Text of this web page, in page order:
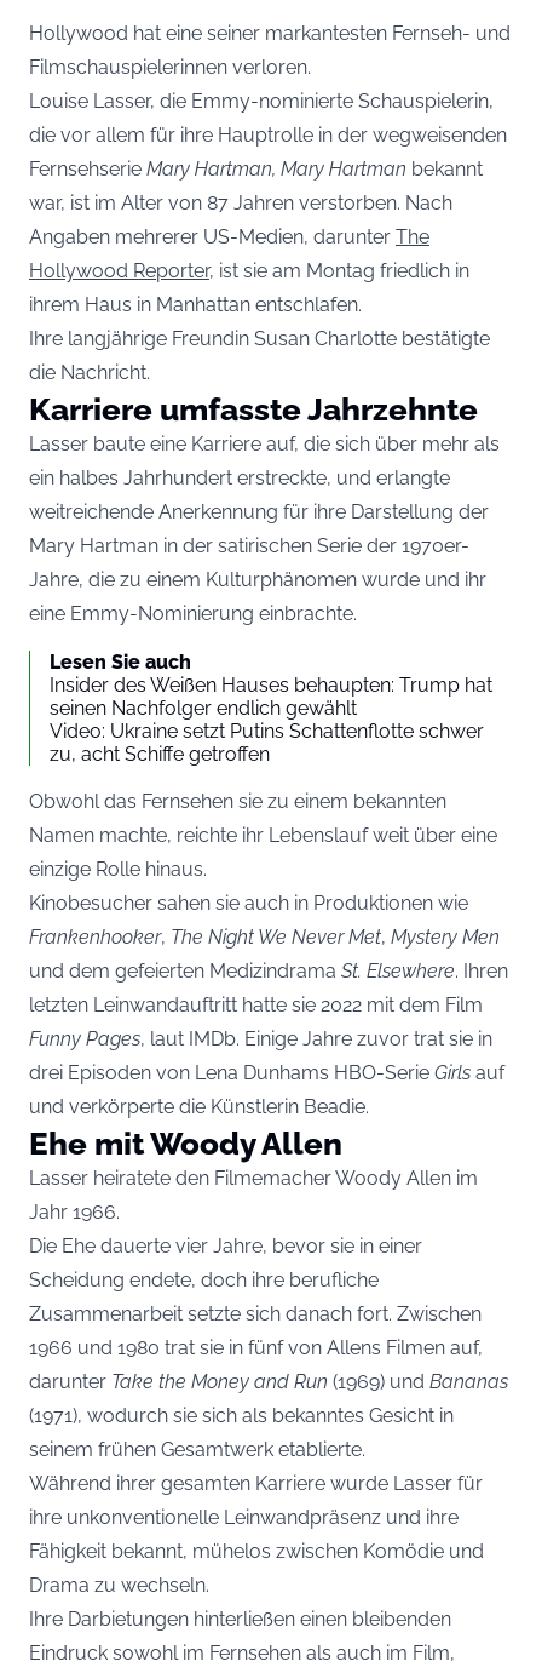
Hollywood hat eine seiner markantesten Fernseh- und
Filmschauspielerinnen verloren.
Louise Lasser, die Emmy-nominierte Schauspielerin,
die vor allem für ihre Hauptrolle in der wegweisenden
Fernsehserie Mary Hartman, Mary Hartman bekannt
war, ist im Alter von 87 Jahren verstorben. Nach
Angaben mehrerer US-Medien, darunter The
Hollywood Reporter, ist sie am Montag friedlich in
ihrem Haus in Manhattan entschlafen.
Ihre langjährige Freundin Susan Charlotte bestätigte
die Nachricht.
Karriere umfasste Jahrzehnte
Lasser baute eine Karriere auf, die sich über mehr als
ein halbes Jahrhundert erstreckte, und erlangte
weitreichende Anerkennung für ihre Darstellung der
Mary Hartman in der satirischen Serie der 1970er-
Jahre, die zu einem Kulturphänomen wurde und ihr
eine Emmy-Nominierung einbrachte.
Lesen Sie auch
Insider des Weißen Hauses behaupten: Trump hat
seinen Nachfolger endlich gewählt
Video: Ukraine setzt Putins Schattenflotte schwer
zu, acht Schiffe getroffen
Obwohl das Fernsehen sie zu einem bekannten
Namen machte, reichte ihr Lebenslauf weit über eine
einzige Rolle hinaus.
Kinobesucher sahen sie auch in Produktionen wie
Frankenhooker, The Night We Never Met, Mystery Men
und dem gefeierten Medizindrama St. Elsewhere. Ihren
letzten Leinwandauftritt hatte sie 2022 mit dem Film
Funny Pages, laut IMDb. Einige Jahre zuvor trat sie in
drei Episoden von Lena Dunhams HBO-Serie Girls auf
und verkörperte die Künstlerin Beadie.
Ehe mit Woody Allen
Lasser heiratete den Filmemacher Woody Allen im
Jahr 1966.
Die Ehe dauerte vier Jahre, bevor sie in einer
Scheidung endete, doch ihre berufliche
Zusammenarbeit setzte sich danach fort. Zwischen
1966 und 1980 trat sie in fünf von Allens Filmen auf,
darunter Take the Money and Run (1969) und Bananas
(1971), wodurch sie sich als bekanntes Gesicht in
seinem frühen Gesamtwerk etablierte.
Während ihrer gesamten Karriere wurde Lasser für
ihre unkonventionelle Leinwandpräsenz und ihre
Fähigkeit bekannt, mühelos zwischen Komödie und
Drama zu wechseln.
Ihre Darbietungen hinterließen einen bleibenden
Eindruck sowohl im Fernsehen als auch im Film,